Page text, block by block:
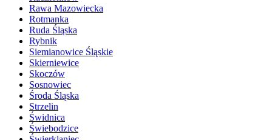
Rawa Mazowiecka
Rotmanka
Ruda Śląska
Rybnik
Siemianowice Śląskie
Skierniewice
Skoczów
Sosnowiec
Środa Śląska
Strzelin
Świdnica
Świebodzice